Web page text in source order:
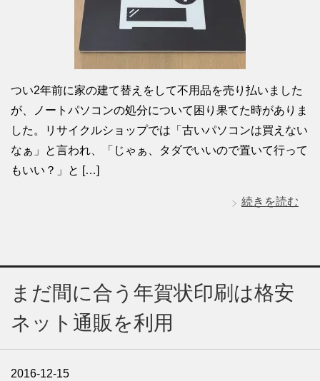
つい2年前に家の建て替えをして不用品を売り払いました
が、ノートパソコンの処分について困り果てた時がありま
した。リサイクルショップでは「古いパソコンは買えない
なぁ」と言われ、「じゃぁ、タダでいいので置いて行って
もいい？」と […]
続きを読む
まだ間に合う年賀状印刷は格安
ネット通販を利用
2016-12-15